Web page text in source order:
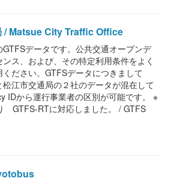
/ Matsue City Traffic Office
データです。公共交通オープンデ
ス、および、その特定利用条件をよく
ださい。GTFSデータにつきまして
松江市交通局の２社のデータが混在して
IDから運行事業者の区別が可能です。 ※
GTFS-RTに対応しました。 / GTFS